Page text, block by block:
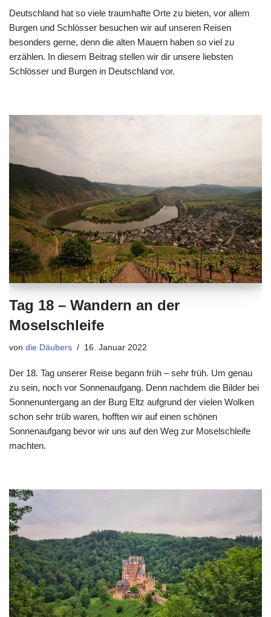
Deutschland hat so viele traumhafte Orte zu bieten, vor allem
Burgen und Schlösser besuchen wir auf unseren Reisen
besonders gerne, denn die alten Mauern haben so viel zu
erzählen. In diesem Beitrag stellen wir dir unsere liebsten
Schlösser und Burgen in Deutschland vor.
Tag 18 – Wandern an der
Moselschleife
von die Däubers 16. Januar 2022
Der 18. Tag unserer Reise begann früh – sehr früh. Um genau
zu sein, noch vor Sonnenaufgang. Denn nachdem die Bilder bei
Sonnenuntergang an der Burg Eltz aufgrund der vielen Wolken
schon sehr trüb waren, hofften wir auf einen schönen
Sonnenaufgang bevor wir uns auf den Weg zur Moselschleife
machten.